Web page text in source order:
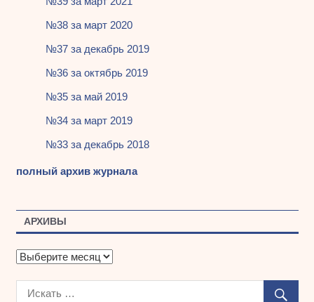
№38 за март 2020
№37 за декабрь 2019
№36 за октябрь 2019
№35 за май 2019
№34 за март 2019
№33 за декабрь 2018
полный архив журнала
АРХИВЫ
А
х